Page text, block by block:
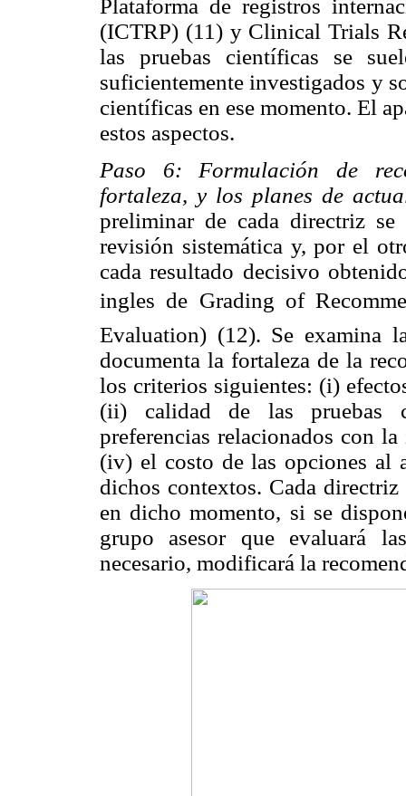
Plataforma de registros
(ICTRP) (11) y Clinical Trials
las pruebas científicas se
suficientemente investigados y
científicas en ese momento. El
estos aspectos.
Paso 6: Formulación de
fortaleza, y los planes de
preliminar de cada directriz
revisión sistemática y, por el
cada resultado decisivo
ingles de Grading of
Evaluation) (12). Se examina
documenta la fortaleza de la
los criterios siguientes: (i)
(ii) calidad de las pruebas
preferencias relacionados con
(iv) el costo de las opciones al
dichos contextos. Cada
en dicho momento, si se
grupo asesor que evaluará
necesario, modificará la